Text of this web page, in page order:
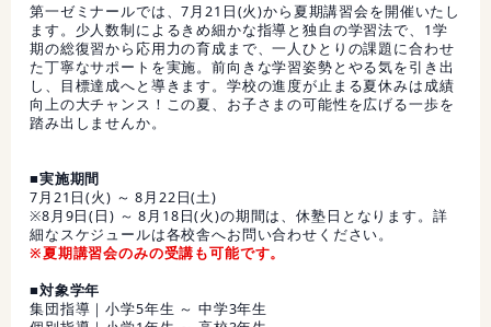
第一ゼミナールでは、7月21日(火)から夏期講習会を開催いたし
ます。少人数制によるきめ細かな指導と独自の学習法で、1学
期の総復習から応用力の育成まで、一人ひとりの課題に合わせ
た丁寧なサポートを実施。前向きな学習姿勢とやる気を引き出
し、目標達成へと導きます。学校の進度が止まる夏休みは成績
向上の大チャンス！この夏、お子さまの可能性を広げる一歩を
踏み出しませんか。
■実施期間
7月21日(火) ～ 8月22日(土)
※8月9日(日) ～ 8月18日(火)の期間は、休塾日となります。詳
細なスケジュールは各校舎へお問い合わせください。
※夏期講習会のみの受講も可能です。
■対象学年
集団指導｜小学5年生 ～ 中学3年生